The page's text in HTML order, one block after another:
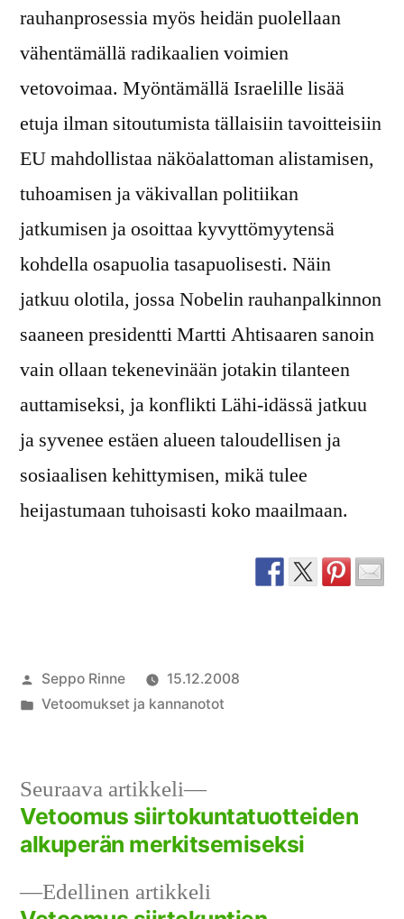
rauhanprosessia myös heidän puolellaan
vähentämällä radikaalien voimien
vetovoimaa. Myöntämällä Israelille lisää
etuja ilman sitoutumista tällaisiin tavoitteisiin
EU mahdollistaa näköalattoman alistamisen,
tuhoamisen ja väkivallan politiikan
jatkumisen ja osoittaa kyvyttömyytensä
kohdella osapuolia tasapuolisesti. Näin
jatkuu olotila, jossa Nobelin rauhanpalkinnon
saaneen presidentti Martti Ahtisaaren sanoin
vain ollaan tekenevinään jotakin tilanteen
auttamiseksi, ja konflikti Lähi-idässä jatkuu
ja syvenee estäen alueen taloudellisen ja
sosiaalisen kehittymisen, mikä tulee
heijastumaan tuhoisasti koko maailmaan.
Artikkelin
julkaisija
Seppo Rinne
15.12.2008
Julkaistu
Vetoomukset ja kannanotot
Artikkelien
selaus
Edellinen artikkeliEdellinen
Seuraava artikkeli
Seuraava
artikkeli:
Vetoomus siirtokuntatuotteiden
alkuperän merkitsemiseksi